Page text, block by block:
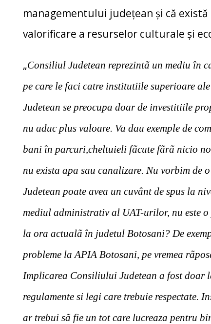
managementului județean și că
valorificare a resurselor culturale și
„Consiliul Judetean reprezintã un mediu în
pe care le faci catre institutiile superioare
Judetean se preocupa doar de investitiile
nu aduc plus valoare. Va dau exemple de
bani în parcuri,cheltuieli fãcute fãrã nicio
nu exista apa sau canalizare. Nu vorbim de
Judetean poate avea un cuvânt de spus la
mediul administrativ al UAT-urilor, nu este
la ora actualã în judetul Botosani? De
probleme la APIA Botosani, pe vremea
Implicarea Consiliului Judetean a fost doar
regulamente si legi care trebuie respectate.
ar trebui sã fie un tot care lucreaza pentru